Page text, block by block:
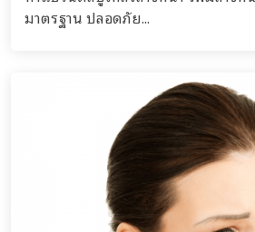
มาตรฐาน ปลอดภัย...